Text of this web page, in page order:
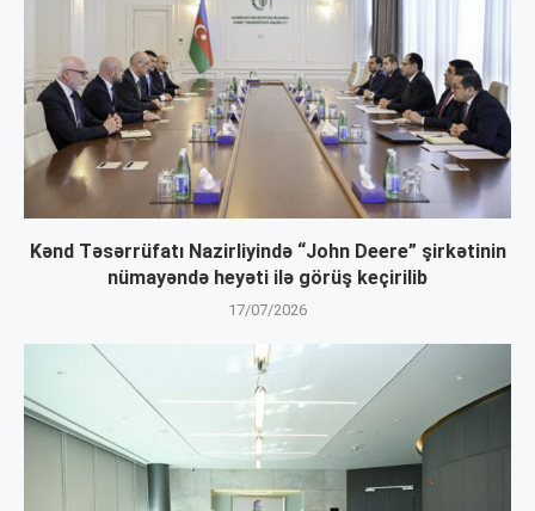
Kənd Təsərrüfatı Nazirliyində “John Deere” şirkətinin
nümayəndə heyəti ilə görüş keçirilib
17/07/2026